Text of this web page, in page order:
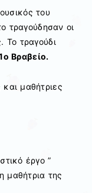
του
τραγούδησαν οι
Το τραγούδι
Βραβείο.
μαθήτριες
έργο ”
μαθήτρια της